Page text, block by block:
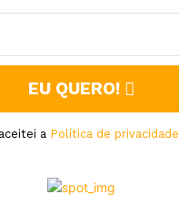
EU QUERO!
a Política de privacidade